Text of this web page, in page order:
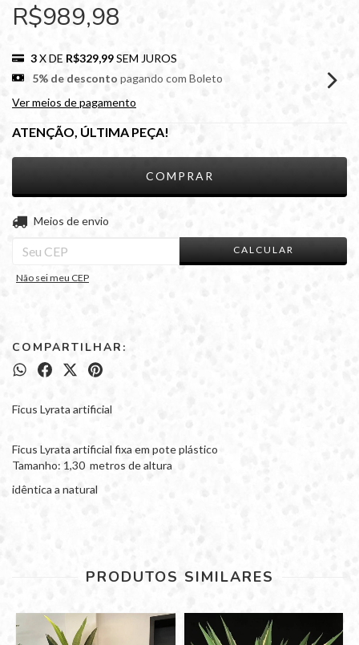
R$989,98
3X DE R$329,99SEM JUROS
5% de desconto pagando com Boleto
Ver meios de pagamento
ATENÇÃO, ÚLTIMA PEÇA!
Entregas para o CEP:
Meios de envio
CALCULAR
Não sei meu CEP
COMPARTILHAR:
Ficus Lyrata artificial
Ficus Lyrata artificial fixa em pote plástico
Tamanho: 1,30 metros de altura
idêntica a natural
PRODUTOS SIMILARES